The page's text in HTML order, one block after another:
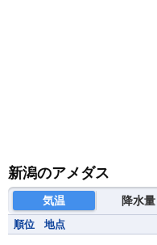
新潟のアメダス
気温 降水量
順位 地点